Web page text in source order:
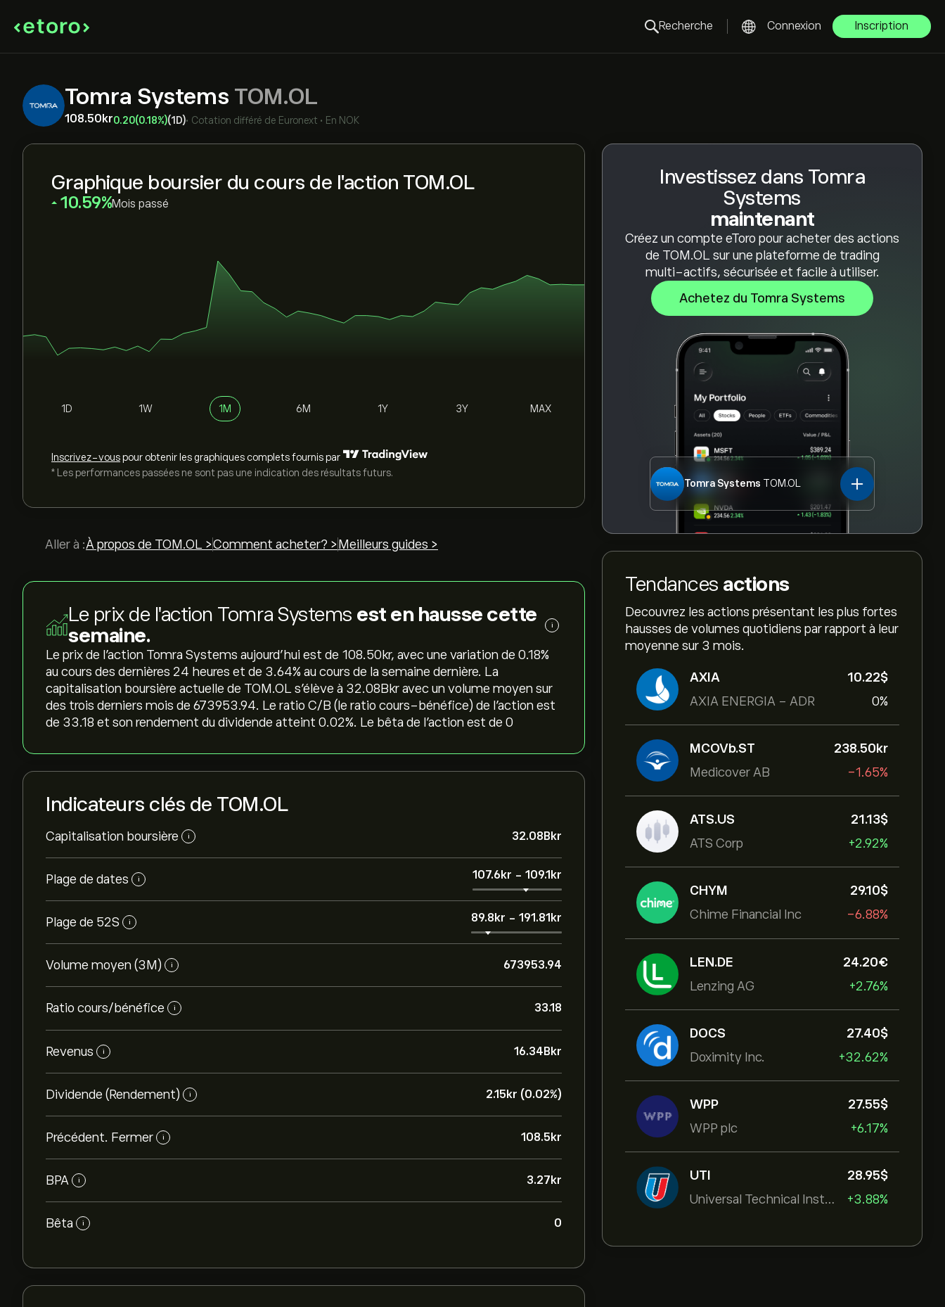
Recherche Connexion Inscription
Tomra Systems TOM.OL
108.50‎kr‎0.20(0.18%)(1D)• Cotation différé de Euronext • En NOK
Investissez dans Tomra
Systems
maintenant
Créez un compte eToro pour acheter des actions
de TOM.OL sur une plateforme de trading
multi-actifs, sécurisée et facile à utiliser.
Achetez du Tomra Systems
Tomra Systems TOM.OL
Tendances actions
Decouvrez les actions présentant les plus fortes
hausses de volumes quotidiens par rapport à leur
moyenne sur 3 mois.
AXIA
AXIA ENERGIA - ADR
10.22‎$‎
0%
MCOVb.ST
Medicover AB
238.50‎kr‎
-1.65%
ATS.US
ATS Corp
21.13‎$‎
+2.92%
CHYM
Chime Financial Inc
29.10‎$‎
-6.88%
LEN.DE
Lenzing AG
24.20‎€‎
+2.76%
DOCS
Doximity Inc.
27.40‎$‎
+32.62%
WPP
WPP plc
27.55‎$‎
+6.17%
UTI
Universal Technical Institut
28.95‎$‎
+3.88%
Graphique boursier du cours de l'action TOM.OL
‎10.59‎ Mois passé
1D 1W 1M 6M 1Y 3Y MAX
Inscrivez-vouspour obtenir les graphiques complets fournis par
* Les performances passées ne sont pas une indication des résultats futurs.
Aller à :À propos de TOM.OL >Comment acheter? > Meilleurs guides >
Le prix de l'action Tomra Systems est en hausse cette
semaine.
i
Le prix de l'action Tomra Systems aujourd'hui est de 108.50‎kr‎, avec une variation de ‎0.18‎%
au cours des dernières 24 heures et de ‎3.64‎% au cours de la semaine dernière. La
capitalisation boursière actuelle de TOM.OL s'élève à 32.08B‎kr‎ avec un volume moyen sur
des trois derniers mois de 673953.94. Le ratio C/B (le ratio cours-bénéfice) de l'action est
de 33.18 et son rendement du dividende atteint 0.02%. Le bêta de l'action est de 0
Indicateurs clés de TOM.OL
Capitalisation boursière i 32.08B‎kr‎
Plage de dates i 107.6‎kr‎ - 109.1‎kr‎
Plage de 52S i 89.8‎kr‎ - 191.81‎kr‎
Volume moyen (3M) i 673953.94
Ratio cours/bénéfice i 33.18
Revenus i 16.34B‎kr‎
Dividende (Rendement) i 2.15‎kr‎ (0.02%)
Précédent. Fermer i 108.5‎kr‎
BPA i 3.27‎kr‎
Bêta i 0